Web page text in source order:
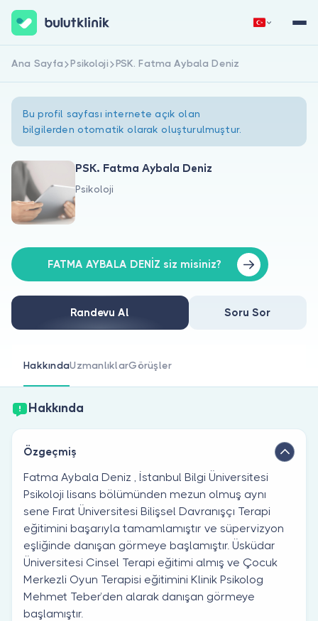
Hakkımızda
Doktorlar için
Doktor musunuz?
Hemen Kaydol Giriş Yap
Ana Sayfa Psikoloji PSK. Fatma Aybala Deniz
Bu profil sayfası internete açık olan
bilgilerden otomatik olarak oluşturulmuştur.
PSK. Fatma Aybala Deniz
Psikoloji
FATMA AYBALA DENİZ siz misiniz?
Randevu Al Soru Sor
HakkındaUzmanlıklarGörüşler
Hakkında
Özgeçmiş
Fatma Aybala Deniz , İstanbul Bilgi Üniversitesi
Psikoloji lisans bölümünden mezun olmuş aynı
sene Fırat Üniversitesi Bilişsel Davranışçı Terapi
eğitimini başarıyla tamamlamıştır ve süpervizyon
eşliğinde danışan görmeye başlamıştır. Üsküdar
Üniversitesi Cinsel Terapi eğitimi almış ve Çocuk
Merkezli Oyun Terapisi eğitimini Klinik Psikolog
Mehmet Teber’den alarak danışan görmeye
başlamıştır.